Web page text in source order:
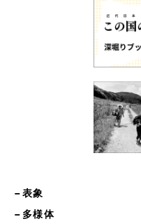
−表象
−多様体